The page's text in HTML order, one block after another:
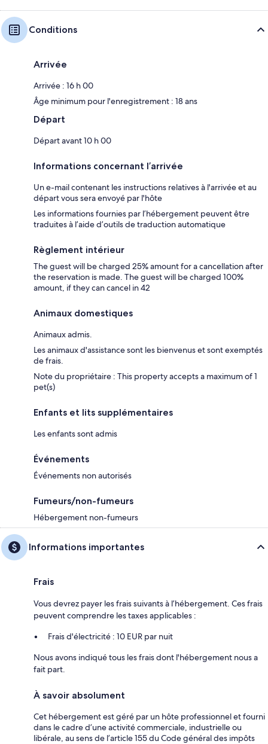
Conditions
Arrivée
Arrivée : 16 h 00
Âge minimum pour l'enregistrement : 18 ans
Départ
Départ avant 10 h 00
Informations concernant l’arrivée
Un e-mail contenant les instructions relatives à l'arrivée et au
départ vous sera envoyé par l'hôte
Les informations fournies par l’hébergement peuvent être
traduites à l’aide d’outils de traduction automatique
Règlement intérieur
The guest will be charged 25% amount for a cancellation after
the reservation is made. The guest will be charged 100%
amount, if they can cancel in 42
Animaux domestiques
Animaux admis.
Les animaux d'assistance sont les bienvenus et sont exemptés
de frais.
Note du propriétaire : This property accepts a maximum of 1
pet(s)
Enfants et lits supplémentaires
Les enfants sont admis
Événements
Événements non autorisés
Fumeurs/non-fumeurs
Hébergement non-fumeurs
Informations importantes
Frais
Vous devrez payer les frais suivants à l’hébergement. Ces frais
peuvent comprendre les taxes applicables :
Frais d'électricité : 10 EUR par nuit
Nous avons indiqué tous les frais dont l'hébergement nous a
fait part.
À savoir absolument
Cet hébergement est géré par un hôte professionnel et fourni
dans le cadre d’une activité commerciale, industrielle ou
libérale, au sens de l’article 155 du Code général des impôts